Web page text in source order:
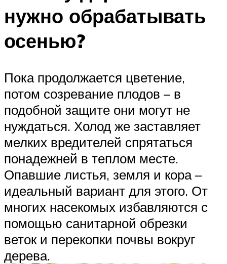
нужно обрабатывать
осенью?
Пока продолжается цветение,
потом созревание плодов – в
подобной защите они могут не
нуждаться. Холод же заставляет
мелких вредителей спрятаться
понадежней в теплом месте.
Опавшие листья, земля и кора –
идеальный вариант для этого. От
многих насекомых избавляются с
помощью санитарной обрезки
веток и перекопки почвы вокруг
дерева.